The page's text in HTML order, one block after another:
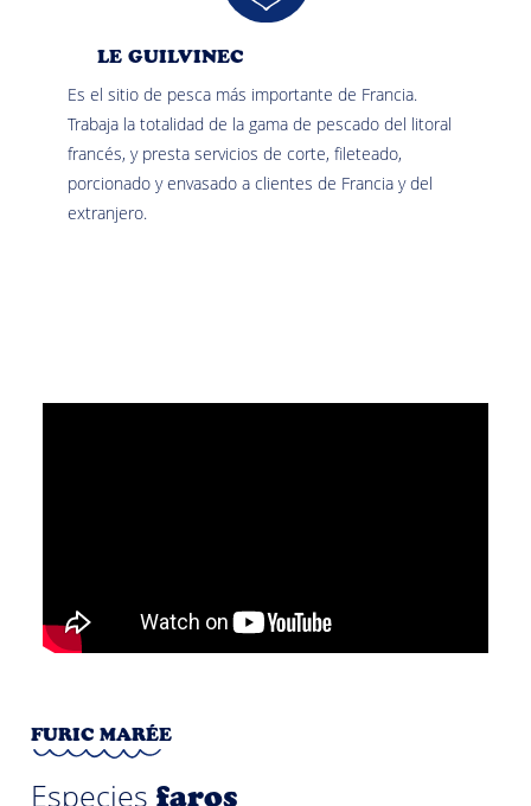
LE GUILVINEC
Es el sitio de pesca más importante de Francia.
Trabaja la totalidad de la gama de pescado del litoral
francés, y presta servicios de corte, fileteado,
porcionado y envasado a clientes de Francia y del
extranjero.
FURIC MARÉE
Especiesfaros
Top